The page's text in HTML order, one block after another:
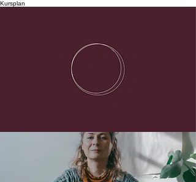
Kursplan